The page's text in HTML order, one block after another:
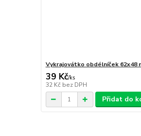
Vykrajovátko obdélníček 62x48
39 Kč/ks
32 Kč bez DPH
Přidat do